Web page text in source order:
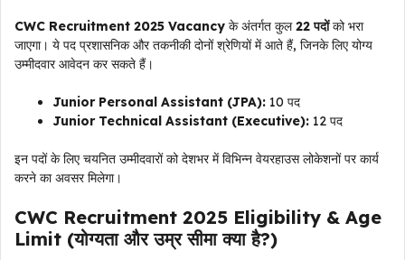
CWC Recruitment 2025 Vacancy के अंतर्गत कुल22 पदोंको भरा
जाएगा। ये पद प्रशासनिक और तकनीकी दोनों श्रेणियों में आते हैं, जिनके लिए योग्य
उम्मीदवार आवेदन कर सकते हैं।
Junior Personal Assistant (JPA): 10 पद
Junior Technical Assistant (Executive): 12 पद
इन पदों के लिए चयनित उम्मीदवारों को देशभर में विभिन्न वेयरहाउस लोकेशनों पर कार्य
करने का अवसर मिलेगा।
CWC Recruitment 2025 Eligibility & Age
Limit (योग्यता और उम्र सीमा क्या है?)